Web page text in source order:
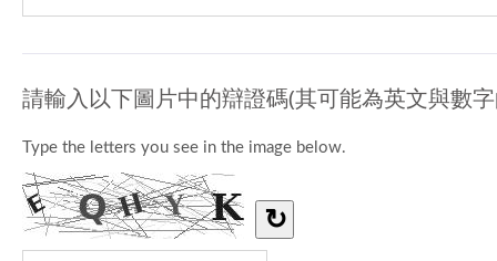
請輸入以下圖片中的辯證碼(其可能為英文與數
Type the letters you see in the image below.
↻